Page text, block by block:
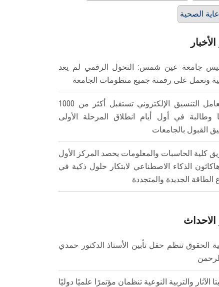
الصحية
جامعة عين شمس: التحول الرقمي لم يعد
ونعمل على رقمنة جميع منظومات الجامعة
معامل التنسيق الإلكتروني تستقبل أكثر من 1000
وطالبة في أول أيام انطلاق المرحلة الأولى
القبول بالجامعات
كلية الحاسبات والمعلومات يحصد المركز الأول
الذكاء الاصطناعي لابتكار حلول ذكية في
الطاقة الجديدة والمتجددة
الاحداث
الحقوق تنظم حفل تأبين الأستاذ الدكتور حمدي
الآثار والتربية النوعية تنظمان مؤتمرًا علميًا دوليًا